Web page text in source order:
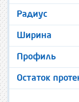
Радиус
Ширина
Профиль
Остаток